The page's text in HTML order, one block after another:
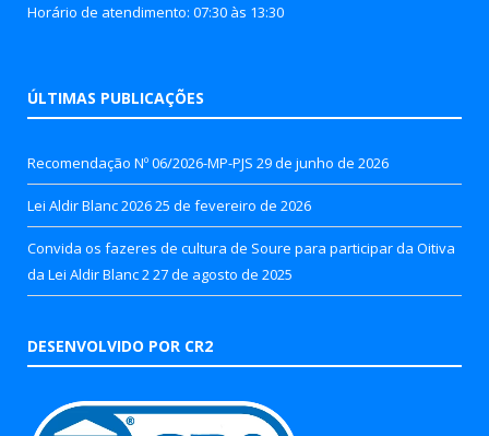
Horário de atendimento: 07:30 às 13:30
ÚLTIMAS PUBLICAÇÕES
Recomendação Nº 06/2026-MP-PJS 29 de junho de 2026
Lei Aldir Blanc 202625 de fevereiro de 2026
Convida os fazeres de cultura de Soure para participar da Oitiva
da Lei Aldir Blanc 2 27 de agosto de 2025
DESENVOLVIDO POR CR2